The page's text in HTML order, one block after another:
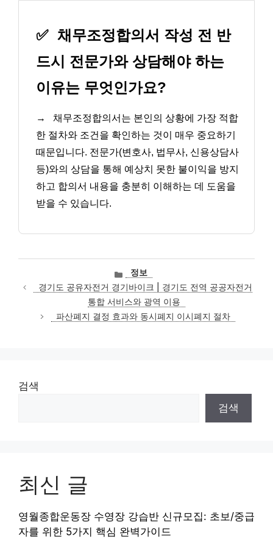
✅ 채무조정합의서 작성 전 반
드시 전문가와 상담해야 하는
이유는 무엇인가요?
→
채무조정합의서는 본인의 상황에 가장 적합
한 절차와 조건을 확인하는 것이 매우 중요하기
때문입니다. 전문가(변호사, 법무사, 신용상담사
등)와의 상담을 통해 예상치 못한 불이익을 방지
하고 합의서 내용을 충분히 이해하는 데 도움을
받을 수 있습니다.
카
테
고
리
정보
경기도 공유자전거 경기바이크 | 경기도 전역 공공자전거
통합 서비스와 광역 이용
파산폐지 결정 효과와 동시폐지 이시폐지 절차
검색
검색
최신 글
영월종합운동장 수영장 강습반 신규모집: 초보/중급
자를 위한 5가지 핵심 완벽가이드